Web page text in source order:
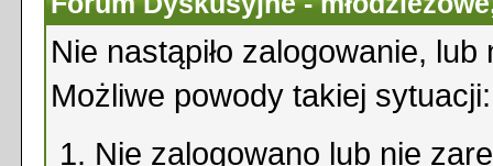
Nie nastąpiło zalogowanie,
Możliwe powody takiej sytuacji:
Nie zalogowano lub nie